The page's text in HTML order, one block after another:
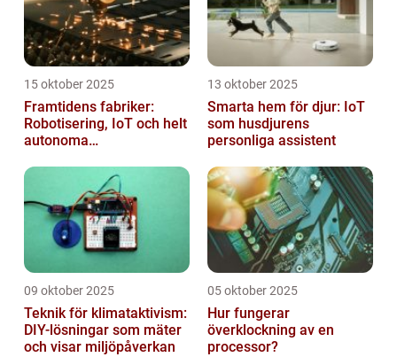
15 oktober 2025
Framtidens fabriker:
Robotisering, IoT och helt
autonoma
13 oktober 2025
Smarta hem för djur: IoT
som husdjurens
personliga assistent
09 oktober 2025
Teknik för klimataktivism:
DIY-lösningar som mäter
och visar miljöpåverkan
05 oktober 2025
Hur fungerar
överklockning av en
processor?